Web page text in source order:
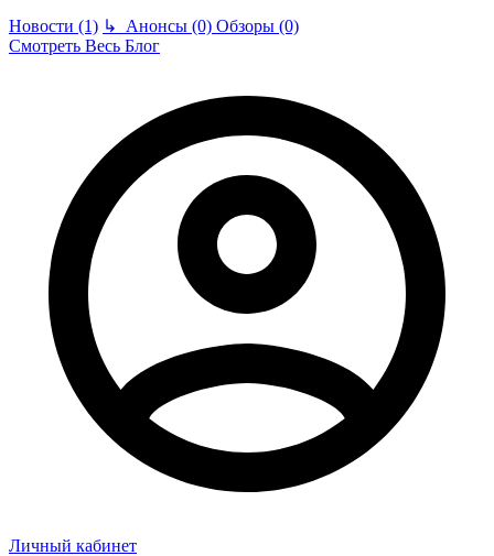
Новости (1) ↳ Анонсы (0) Обзоры (0)
Смотреть Весь Блог
Личный кабинет